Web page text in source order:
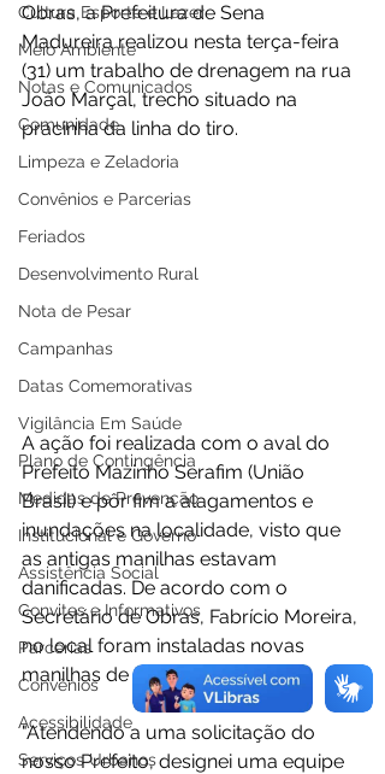
Cultura Esporte e Lazer
Meio Ambiente
Notas e Comunicados
Comunidade
Limpeza e Zeladoria
Convênios e Parcerias
Feriados
Desenvolvimento Rural
Nota de Pesar
Campanhas
Datas Comemorativas
Vigilância Em Saúde
Plano de Contingência
Medidas de Prevenção
Institucional e Governo
Assistência Social
Convites e Informativos
Parcerias
Convênios
Acessibilidade
Serviços Urbanos
Obras, a Prefeitura de Sena
Madureira realizou nesta terça-feira
(31) um trabalho de drenagem na rua
João Marçal, trecho situado na
pracinha da linha do tiro.
A ação foi realizada com o aval do
Prefeito Mazinho Serafim (União
Brasil) e pôr fim a alagamentos e
inundações na localidade, visto que
as antigas manilhas estavam
danificadas. De acordo com o
Secretário de Obras, Fabrício Moreira,
no local foram instaladas novas
manilhas de 30.
"Atendendo a uma solicitação do
nosso Prefeito, designei uma equipe